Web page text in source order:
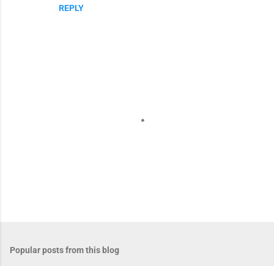
REPLY
t
Popular posts from this blog